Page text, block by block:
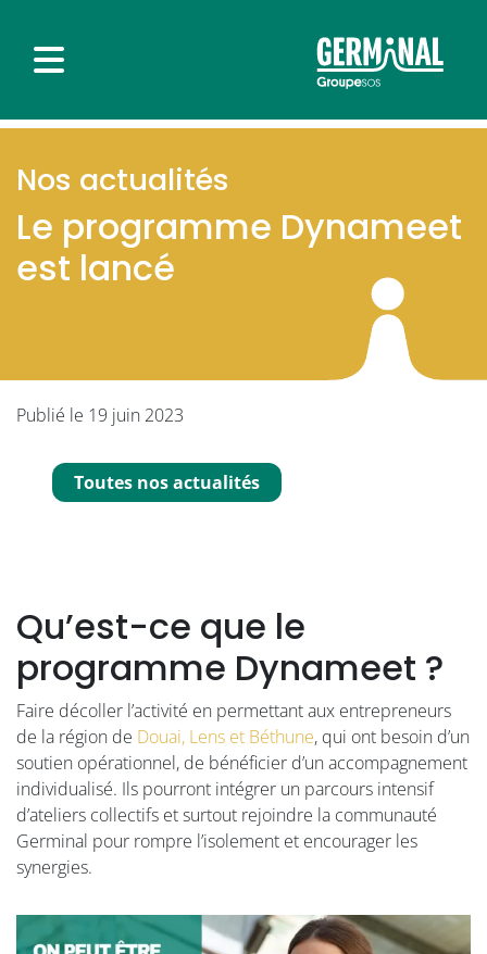
Nos actualités
Le programme Dynameet
est lancé
Publié le 19 juin 2023
Toutes nos actualités
Qu’est-ce que le
programme Dynameet ?
Faire décoller l’activité en permettant aux entrepreneurs
de la région de Douai, Lens et Béthune, qui ont besoin d’un
soutien opérationnel, de bénéficier d’un accompagnement
individualisé. Ils pourront intégrer un parcours intensif
d’ateliers collectifs et surtout rejoindre la communauté
Germinal pour rompre l’isolement et encourager les
synergies.